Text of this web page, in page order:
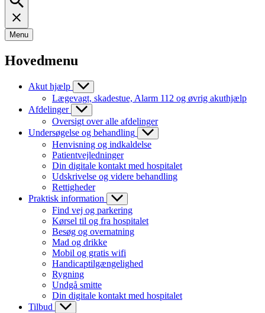
Menu
Hovedmenu
Akut hjælp
Lægevagt, skadestue, Alarm 112 og øvrig akuthjælp
Afdelinger
Oversigt over alle afdelinger
Undersøgelse og behandling
Henvisning og indkaldelse
Patientvejledninger
Din digitale kontakt med hospitalet
Udskrivelse og videre behandling
Rettigheder
Praktisk information
Find vej og parkering
Kørsel til og fra hospitalet
Besøg og overnatning
Mad og drikke
Mobil og gratis wifi
Handicaptilgængelighed
Rygning
Undgå smitte
Din digitale kontakt med hospitalet
Tilbud